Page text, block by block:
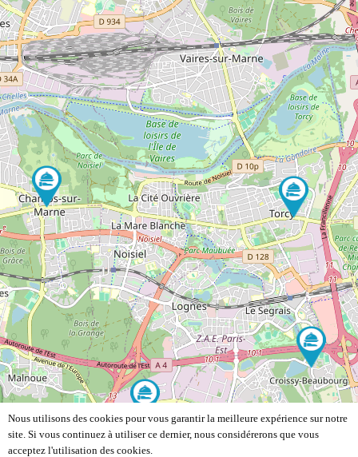
Nous utilisons des cookies pour vous garantir la meilleure expérience sur notre
site. Si vous continuez à utiliser ce dernier, nous considérerons que vous
acceptez l'utilisation des cookies.